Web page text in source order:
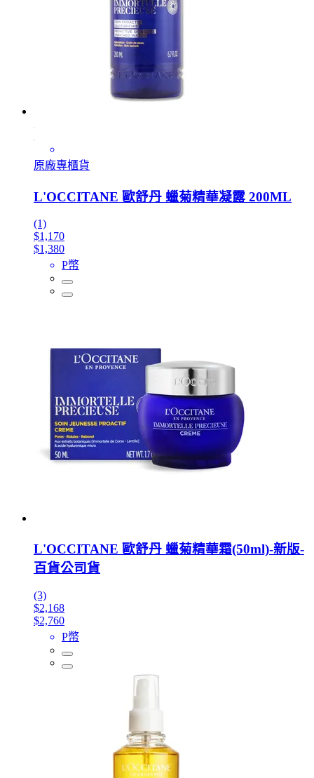
原廠專櫃貨
L'OCCITANE 歐舒丹 蠟菊精華凝露 200ML
(1)
$1,170
$1,380
P幣
L'OCCITANE 歐舒丹 蠟菊精華霜(50ml)-新版-
百貨公司貨
(3)
$2,168
$2,760
P幣